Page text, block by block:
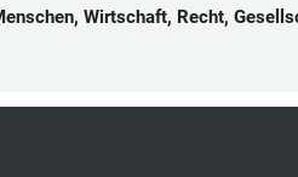
Wirtschaft, Recht,